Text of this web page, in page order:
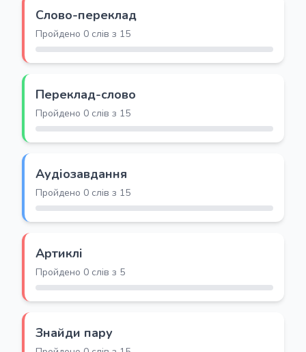
Слово-переклад
Пройдено 0 слів з 15
Переклад-слово
Пройдено 0 слів з 15
Аудіозавдання
Пройдено 0 слів з 15
Артиклі
Пройдено 0 слів з 5
Знайди пару